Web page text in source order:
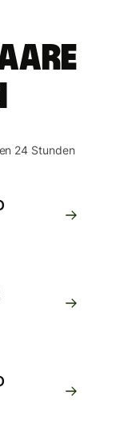
24 Stunden